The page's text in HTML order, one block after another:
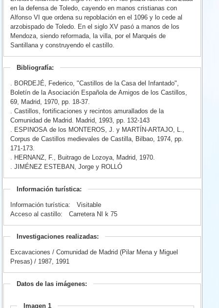
en la defensa de Toledo, cayendo en manos cristianas con
Alfonso VI que ordena su repoblación en el 1096 y lo cede al
arzobispado de Toledo. En el siglo XV pasó a manos de los
Mendoza, siendo reformada, la villa, por el Marqués de
Santillana y construyendo el castillo.
Bibliografía:
. BORDEJÉ, Federico, "Castillos de la Casa del Infantado",
Boletín de la Asociación Española de Amigos de los Castillos,
69, Madrid, 1970, pp. 18-37.
. Castillos, fortificaciones y recintos amurallados de la
Comunidad de Madrid. Madrid, 1993, pp. 132-143
. ESPINOSA de los MONTEROS, J. y MARTÍN-ARTAJO, L.,
Corpus de Castillos medievales de Castilla, Bilbao, 1974, pp.
171-173.
. HERNANZ, F., Buitrago de Lozoya, Madrid, 1970.
. JIMÉNEZ ESTEBAN, Jorge y ROLLÓ
Información turística:
Información turística:
Visitable
Acceso al castillo:
Carretera NI k 75
Investigaciones realizadas:
Excavaciones / Comunidad de Madrid (Pilar Mena y Miguel
Presas) / 1987, 1991
Datos de las imágenes:
Imagen 1